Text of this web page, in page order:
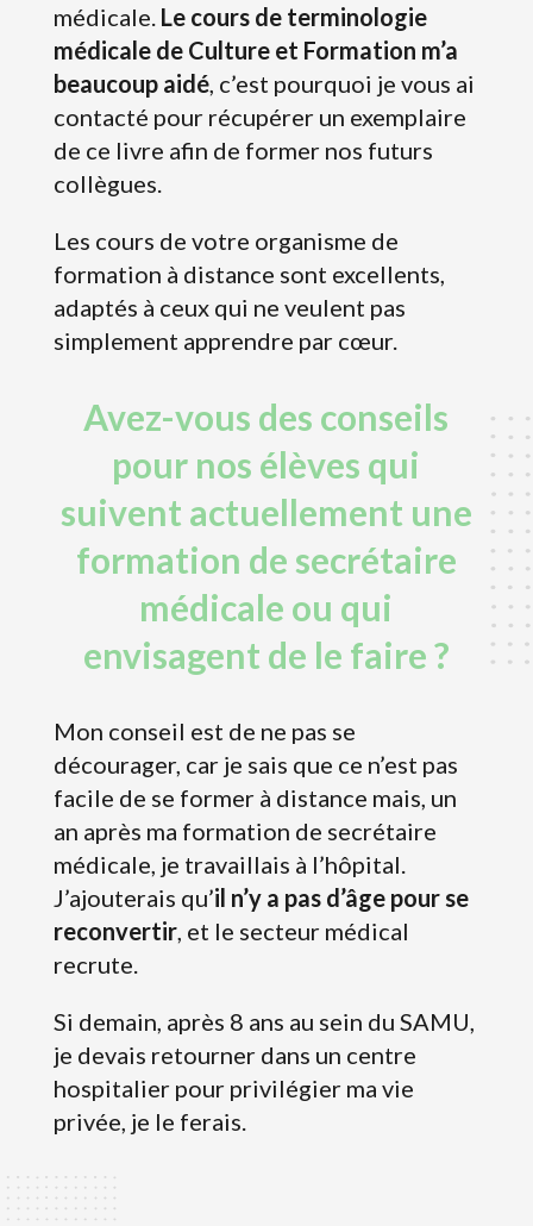
médicale. Le cours de terminologie
médicale de Culture et Formation m’a
beaucoup aidé, c’est pourquoi je vous ai
contacté pour récupérer un exemplaire
de ce livre afin de former nos futurs
collègues.
Les cours de votre organisme de
formation à distance sont excellents,
adaptés à ceux qui ne veulent pas
simplement apprendre par cœur.
Avez-vous des conseils
pour nos élèves qui
suivent actuellement une
formation de secrétaire
médicale ou qui
envisagent de le faire ?
Mon conseil est de ne pas se
décourager, car je sais que ce n’est pas
facile de se former à distance mais, un
an après ma formation de secrétaire
médicale, je travaillais à l’hôpital.
J’ajouterais qu’il n’y a pas d’âge pour se
reconvertir, et le secteur médical
recrute.
Si demain, après 8 ans au sein du SAMU,
je devais retourner dans un centre
hospitalier pour privilégier ma vie
privée, je le ferais.